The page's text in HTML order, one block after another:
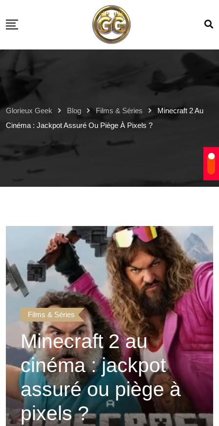
Glorieux Geek Blog Films & Séries
Minecraft 2 Au
Cinéma : Jackpot Assuré Ou Piège À Pixels ?
Films & Séries
Minecraft 2 au
cinéma : jackpot
assuré ou piège à
pixels ?